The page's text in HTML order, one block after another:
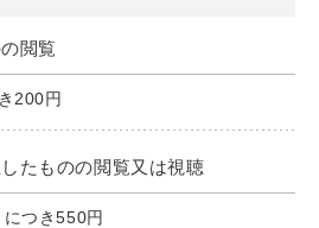
閲覧
200円
たものの閲覧又は視聴
つき550円